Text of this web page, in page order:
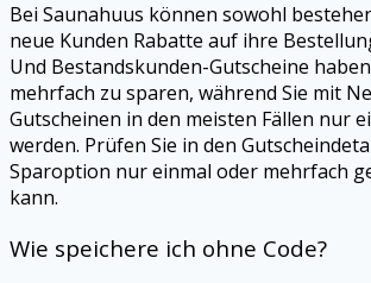
Bei Saunahuus können sowohl
neue Kunden Rabatte auf ihre
Und Bestandskunden-Gutscheine
mehrfach zu sparen, während Sie mit
Gutscheinen in den meisten Fällen nur
werden. Prüfen Sie in den
Sparoption nur einmal oder mehrfach
kann.
Wie speichere ich ohne Code?